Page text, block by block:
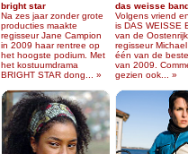
bright star
Na zes jaar zonder grote
producties maakte
regisseur Jane Campion
in 2009 haar rentree op
het hoogste podium. Met
het kostuumdrama
BRIGHT STAR dong... »
das weisse
Volgens vriend
is DAS WEISSE
van de
regisseur
één van de
van 2009.
gezien ook... »